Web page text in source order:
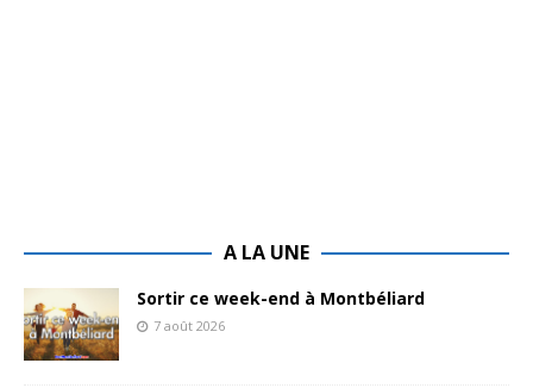
A LA UNE
Sortir ce week-end à Montbéliard
7 août 2026